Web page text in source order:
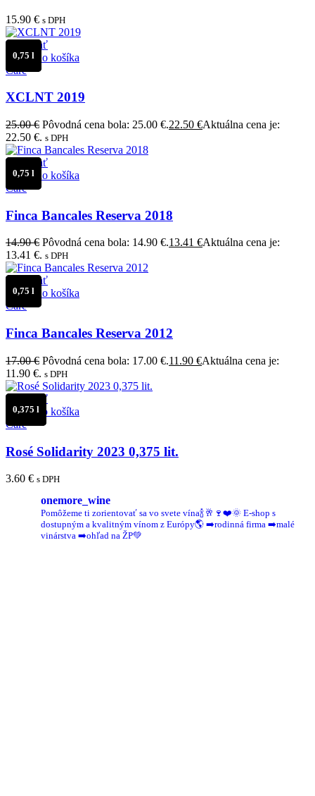
15.90 € s DPH
Porovnať
Pridať do košíka
Care
XCLNT 2019
25.00€ Pôvodná cena bola: 25.00 €.22.50 €Aktuálna cena je:
22.50 €. s DPH
0,75 l
Porovnať
Pridať do košíka
Care
Finca Bancales Reserva 2018
14.90€ Pôvodná cena bola: 14.90 €.13.41 €Aktuálna cena je:
13.41 €. s DPH
0,75 l
Porovnať
Pridať do košíka
Care
Finca Bancales Reserva 2012
17.00€ Pôvodná cena bola: 17.00 €.11.90 €Aktuálna cena je:
11.90 €. s DPH
0,75 l
Porovnať
Pridať do košíka
Care
Rosé Solidarity 2023 0,375 lit.
3.60 € s DPH
0,375 l
onemore_wine
Pomôžeme ti zorientovať sa vo svete vína🍾🥂🍷❤️🌞 E-shop s
dostupným a kvalitným vínom z Európy🌎 ➡️rodinná firma ➡️malé
vinárstva ➡️ohľad na ŽP💚